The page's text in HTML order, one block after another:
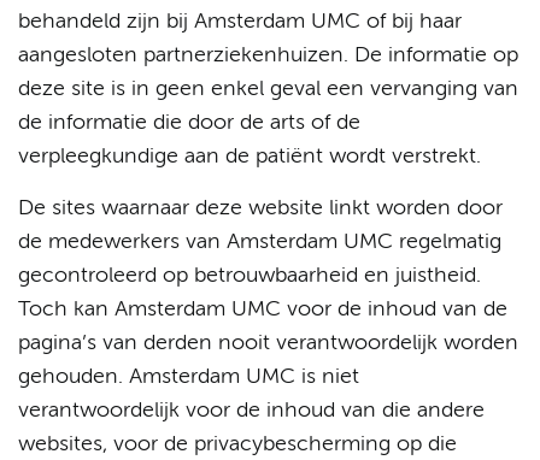
behandeld zijn bij Amsterdam UMC of bij haar
aangesloten partnerziekenhuizen. De informatie op
deze site is in geen enkel geval een vervanging van
de informatie die door de arts of de
verpleegkundige aan de patiënt wordt verstrekt.
De sites waarnaar deze website linkt worden door
de medewerkers van Amsterdam UMC regelmatig
gecontroleerd op betrouwbaarheid en juistheid.
Toch kan Amsterdam UMC voor de inhoud van de
pagina’s van derden nooit verantwoordelijk worden
gehouden. Amsterdam UMC is niet
verantwoordelijk voor de inhoud van die andere
websites, voor de privacybescherming op die